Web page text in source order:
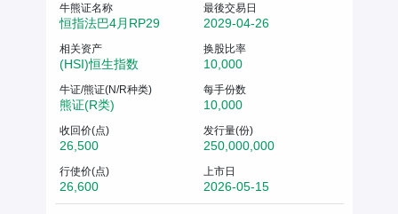
牛熊证名称
恒指法巴4月RP29
最後交易日
2029-04-26
相关资产
(HSI)恒生指数
换股比率
10,000
牛证/熊证(N/R种类)
熊证(R类)
每手份数
10,000
收回价(点)
26,500
发行量(份)
250,000,000
行使价(点)
26,600
上市日
2026-05-15